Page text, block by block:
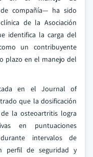
compañía— ha sido
de la Asociación
identifica la carga del
un contribuyente
plazo en el manejo del
en el Journal of
que la dosificación
la osteoartritis logra
en puntuaciones
intervalos de
perfil de seguridad y